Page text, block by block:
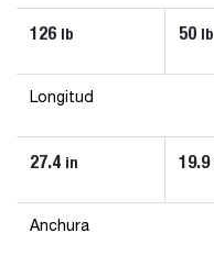
126 lb 50 lb
Longitud
27.4 in 19.9
Anchura